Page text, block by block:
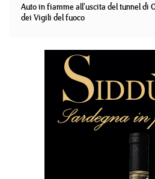
Auto in fiamme all'uscita del tunnel di
dei Vigili del fuoco